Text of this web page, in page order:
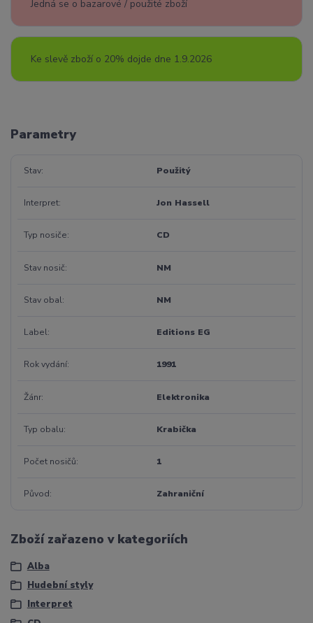
Jedná se o bazarové / použité zboží
Ke slevě zboží o 20% dojde dne 1.9.2026
Parametry
Stav Použitý
Interpret Jon Hassell
Typ nosiče CD
Stav nosič NM
Stav obal NM
Label Editions EG
Rok vydání 1991
Žánr Elektronika
Typ obalu Krabička
Počet nosičů 1
Původ Zahraniční
Zboží zařazeno v kategoriích
Alba
Hudební styly
Interpret